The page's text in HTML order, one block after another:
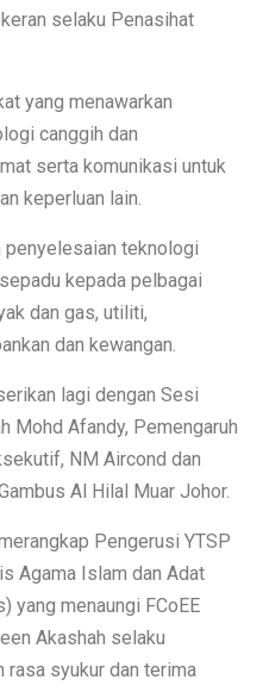
selaku Penasihat
yang menawarkan
canggih dan
serta komunikasi untuk
keperluan lain.
penyelesaian teknologi
kepada pelbagai
dan gas, utiliti,
dan kewangan.
lagi dengan Sesi
Mohd Afandy, Pemengaruh
NM Aircond dan
Al Hilal Muar Johor.
Pengerusi YTSP
Agama Islam dan Adat
yang menaungi FCoEE
Akashah selaku
rasa syukur dan terima